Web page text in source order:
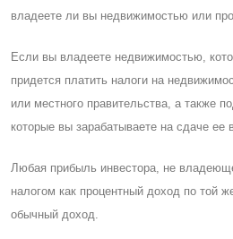
владеете ли вы недвижимостью или
Eсли вы владеете недвижимостью,
придется платить налоги на
или местного правительства, а также
которые вы зарабатываете на сдаче ее
Любая прибыль инвестора, не
налогом как процентный доход по той
обычный доход.